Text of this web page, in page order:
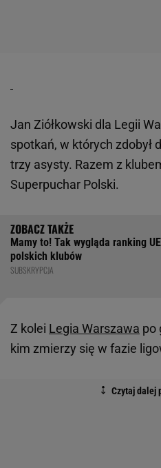
Jan Ziółkowski dla Legii
spotkań, w których zdobył
trzy asysty. Razem z
Superpuchar Polski.
Mamy to! Tak wygląda ranking
polskich klubów
SUBSKRYPCJA
Z kolei Legia Warszawa po
kim zmierzy się w fazie